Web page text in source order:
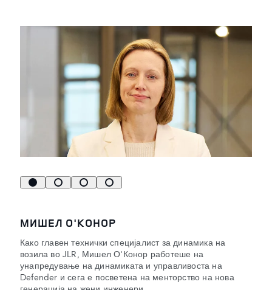
МИШЕЛ О'КОНОР
Како главен технички специјалист за динамика на
возила во JLR, Мишел О'Конор работеше на
унапредување на динамиката и управливоста на
Defender и сега е посветена на менторство на нова